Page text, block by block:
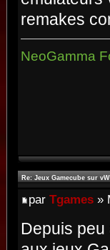
remakes
NeoGamma
Re: Jeux Gamecube sur
par Tgames »
Depuis